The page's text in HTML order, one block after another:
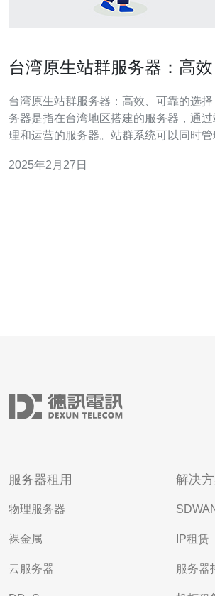
台湾原生站群服务器：高
台湾原生站群服务器：高效、可靠的选择 台湾原生站群服
务器是指在台湾地区搭建的服务器，通
理和运营的服务器。站群系统可以同时
的优势： 快速响应：服务器位于台湾地区
2025年2月27日
服务器租用
物理服务器
裸金属
云服务器
解决
IP租赁
服务器